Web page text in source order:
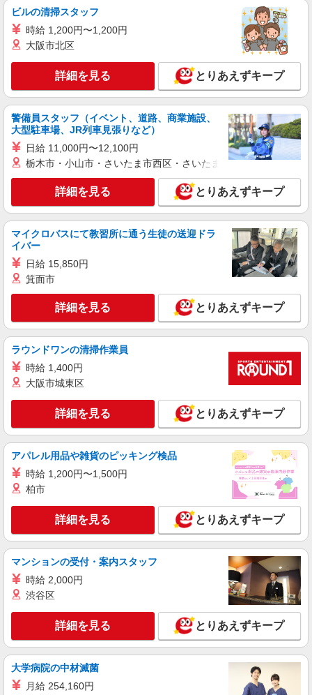
瀬谷区三ツ境｜三ツ境駅から徒歩5分
詳細を見る
株式会社kotrio /●YK-S-2114504
三ツ境駅＊未経験でも高時給1550円〜！週3
日〜OK＊看護助手
時給1550円〜2312円 ＜交通費全支給(ガソリ
ン代含む)＞
横浜市瀬谷区内/三ツ境駅スグ
キープ 詳細を見る
派遣社員
株式会社kotrio /●YK-H-2067790
＜三ツ境駅＞元気も、プライベートも諦めない
時給1600円〜2250円 ＜日払い有/週払い有/交
通費全支給(ガソリン代含む)＞
横浜市瀬谷区≪最寄駅：三ツ境≫
キープ 詳細を見る
株式会社トラストグロース 新宿本社 第2営業部
時給：2300円
神奈川県横浜市瀬谷区
詳細を見る
株式会社kotrio /●YK-S-2097514
≪正社員≫瀬谷駅＊看護助手としてキャリアを
築くチャンス！
【正社員】月給240,000〜400,000円 ・基本
給：200,000円〜220,000円 ・資格手当：10,000〜
30,000円 ・役職手当：10,000〜70,000円 ・処遇改
善手当：20,000〜60,000円（勤続年数、保有資格
により変動） ・固定残業手当：20,000円（10時
間） ※固定残業時間を超過する場合には超過勤務
手当として別途支給 ・夜勤手当：10,000円/1回
（上記給与とは別に支給） 下記資格をお持ちの方
歓迎 ・認知症介護基礎研修 ・初任者研修 ・実務
神奈川県横浜市瀬谷区
キープ 詳細を見る
派遣社員
株式会社kotrio /●YK-H-2100813
ビルの清掃スタッフ
時給 1,200円〜1,200円
大阪市北区
詳細を見る とりあえずキープ
警備員スタッフ（イベント、道路、商業施設、
大型駐車場、JR列車見張りなど）
日給 11,000円〜12,100円
栃木市・小山市・さいたま市西区・さいたま市岩槻区・久喜市・
詳細を見る とりあえずキープ
マイクロバスにて教習所に通う生徒の送迎ドラ
イバー
日給 15,850円
箕面市
詳細を見る とりあえずキープ
ラウンドワンの清掃作業員
時給 1,400円
大阪市城東区
詳細を見る とりあえずキープ
アパレル用品や雑貨のピッキング検品
時給 1,200円〜1,500円
柏市
詳細を見る とりあえずキープ
マンションの受付・案内スタッフ
時給 2,000円
渋谷区
詳細を見る とりあえずキープ
大学病院の中材滅菌
月給 254,160円